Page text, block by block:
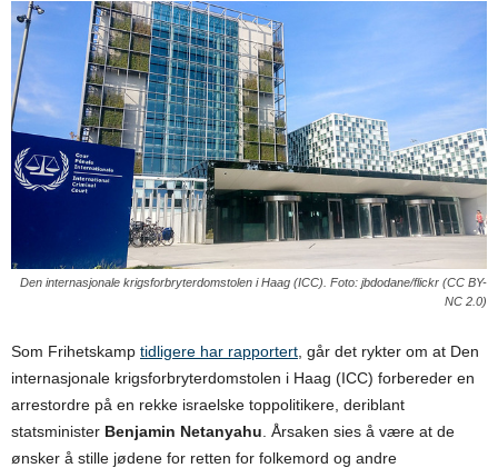
Den internasjonale krigsforbryterdomstolen i Haag (ICC). Foto: jbdodane/flickr (CC BY-
NC 2.0)
Som Frihetskamp tidligere har rapportert , går det rykter om at Den
internasjonale krigsforbryterdomstolen i Haag (ICC) forbereder en
arrestordre på en rekke israelske toppolitikere, deriblant
statsminister Benjamin Netanyahu . Årsaken sies å være at de
ønsker å stille jødene for retten for folkemord og andre